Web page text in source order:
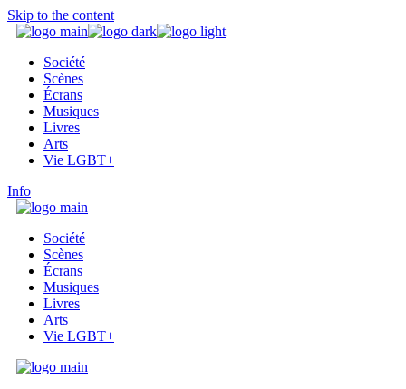
Skip to the content
Société
Scènes
Écrans
Musiques
Livres
Arts
Vie LGBT+
Info
Société
Scènes
Écrans
Musiques
Livres
Arts
Vie LGBT+